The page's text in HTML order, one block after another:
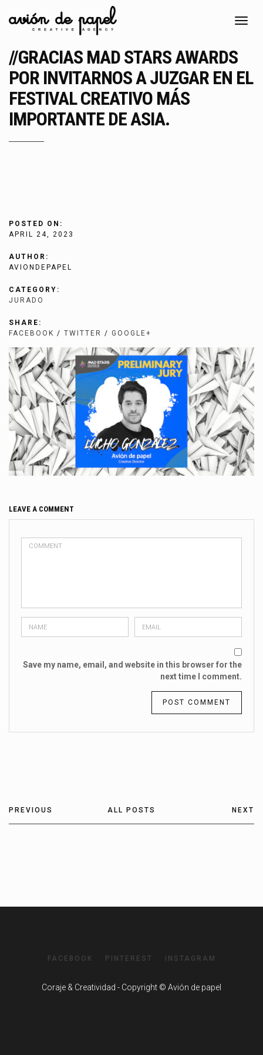
//GRACIAS MAD STARS AWARDS
POR INVITARNOS A JUZGAR EN EL
FESTIVAL CREATIVO MÁS
IMPORTANTE DE ASIA.
POSTED ON:
APRIL 24, 2023
AUTHOR:
AVIONDEPAPEL
CATEGORY:
JURADO
SHARE:
FACEBOOK / TWITTER / GOOGLE+
LEAVE A COMMENT
Save my name, email, and website in this browser for the
next time I comment.
PREVIOUS ALL POSTS NEXT
FACEBOOK PINTEREST INSTAGRAM
Coraje & Creatividad - Copyright © Avión de papel